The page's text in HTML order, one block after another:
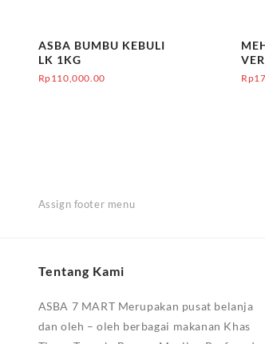
ASBA BUMBU KEBULI
LK 1KG
Rp110,000.00 Rp
Assign footer menu
Tentang Kami
ASBA 7 MART Merupakan pusat belanja
dan oleh – oleh berbagai makanan Khas